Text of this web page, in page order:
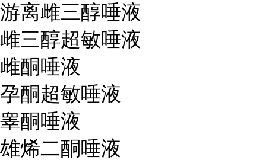
游离雌三醇唾液
雌三醇超敏唾液
雌酮唾液
孕酮超敏唾液
睾酮唾液
雄烯二酮唾液